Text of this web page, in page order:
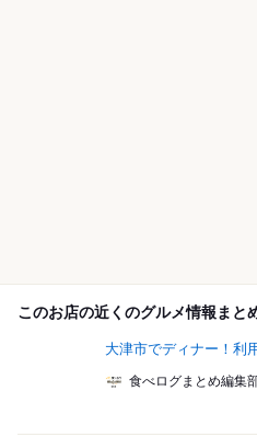
このお店の近くのグルメ情報まと
大津市でディナー！利
食べログまとめ編集